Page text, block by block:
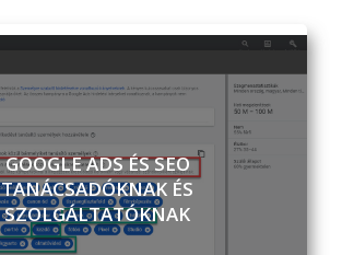
GOOGLE ADS ÉS SEO
TANÁCSADÓKNAK ÉS
SZOLGÁLTATÓKNAK